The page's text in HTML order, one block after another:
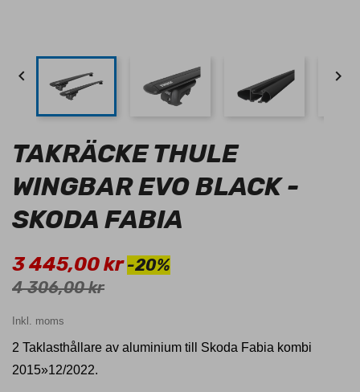
 
TAKRÄCKE THULE
WINGBAR EVO BLACK -
SKODA FABIA
3 445,00 kr -20%
4 306,00 kr
Inkl. moms
2 Taklasthållare av aluminium till Skoda Fabia kombi
2015»12/2022.